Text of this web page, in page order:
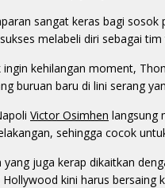
sangat keras bagi
melabeli diri sebagai
kehilangan moment,
buruan baru di lini serang
Victor Osimhen langsung
sehingga cocok
juga kerap dikaitkan
kini harus